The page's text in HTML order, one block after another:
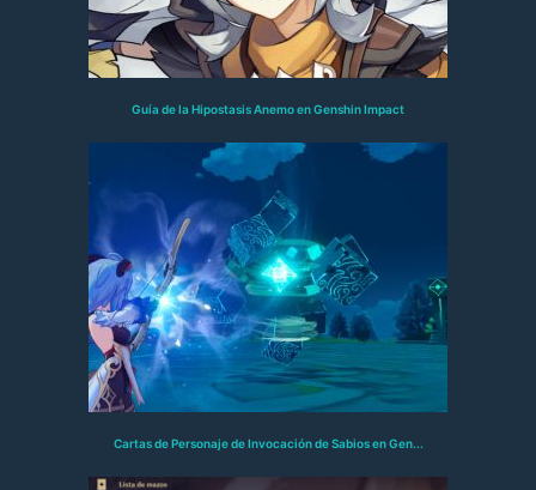
Guía de la Hipostasis Anemo en Genshin Impact
Cartas de Personaje de Invocación de Sabios en Gen...